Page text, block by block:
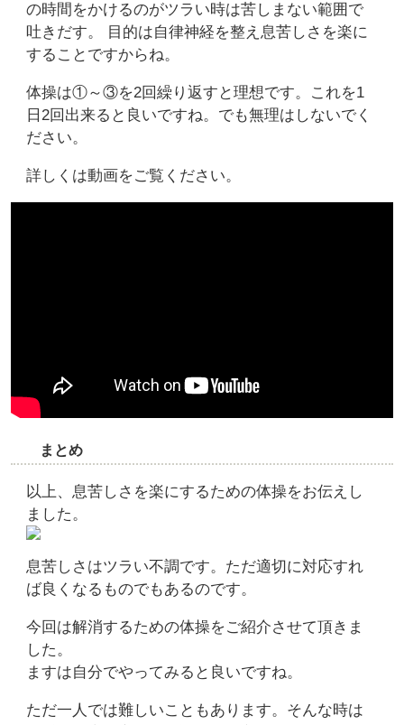
の時間をかけるのがツラい時は苦しまない範囲で
吐きだす。 目的は自律神経を整え息苦しさを楽に
することですからね。
体操は①～③を2回繰り返すと理想です。これを1
日2回出来ると良いですね。でも無理はしないでく
ださい。
詳しくは動画をご覧ください。
まとめ
以上、息苦しさを楽にするための体操をお伝えし
ました。
息苦しさはツラい不調です。ただ適切に対応すれ
ば良くなるものでもあるのです。
今回は解消するための体操をご紹介させて頂きま
した。
ますは自分でやってみると良いですね。
ただ一人では難しいこともあります。そんな時は